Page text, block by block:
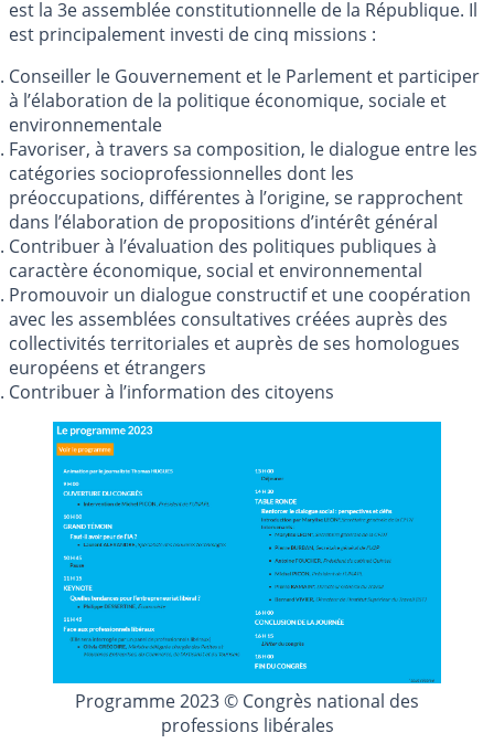
est la 3e assemblée constitutionnelle de la République. Il
est principalement investi de cinq missions :
Conseiller le Gouvernement et le Parlement et participer
à l’élaboration de la politique économique, sociale et
environnementale
Favoriser, à travers sa composition, le dialogue entre les
catégories socioprofessionnelles dont les
préoccupations, différentes à l’origine, se rapprochent
dans l’élaboration de propositions d’intérêt général
Contribuer à l’évaluation des politiques publiques à
caractère économique, social et environnemental
Promouvoir un dialogue constructif et une coopération
avec les assemblées consultatives créées auprès des
collectivités territoriales et auprès de ses homologues
européens et étrangers
Contribuer à l’information des citoyens
Programme 2023 © Congrès national des
professions libérales